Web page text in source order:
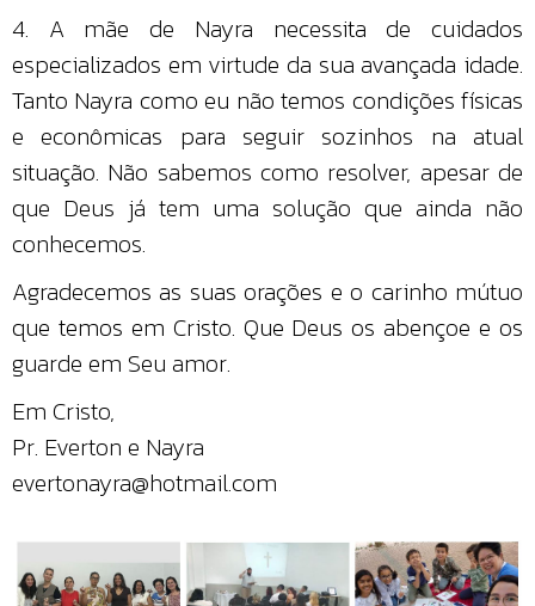
4. A mãe de Nayra necessita de cuidados
especializados em virtude da sua avançada idade.
Tanto Nayra como eu não temos condições físicas
e econômicas para seguir sozinhos na atual
situação. Não sabemos como resolver, apesar de
que Deus já tem uma solução que ainda não
conhecemos.
Agradecemos as suas orações e o carinho mútuo
que temos em Cristo. Que Deus os abençoe e os
guarde em Seu amor.
Em Cristo,
Pr. Everton e Nayra
evertonayra@hotmail.com